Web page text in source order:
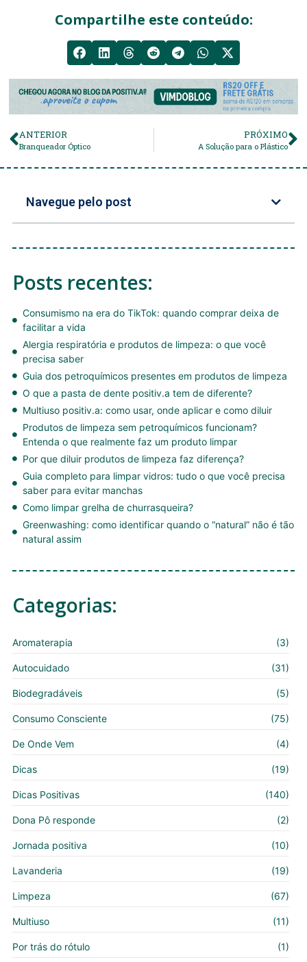
Compartilhe este conteúdo:
ANTERIOR
Branqueador Óptico
PRÓXIMO
A Solução para o Plástico
Navegue pelo post
Posts recentes:
Consumismo na era do TikTok: quando comprar deixa de
facilitar a vida
Alergia respiratória e produtos de limpeza: o que você
precisa saber
Guia dos petroquímicos presentes em produtos de limpeza
O que a pasta de dente positiv.a tem de diferente?
Multiuso positiv.a: como usar, onde aplicar e como diluir
Produtos de limpeza sem petroquímicos funcionam?
Entenda o que realmente faz um produto limpar
Por que diluir produtos de limpeza faz diferença?
Guia completo para limpar vidros: tudo o que você precisa
saber para evitar manchas
Como limpar grelha de churrasqueira?
Greenwashing: como identificar quando o “natural” não é tão
natural assim
Categorias:
Aromaterapia (3)
Autocuidado (31)
Biodegradáveis (5)
Consumo Consciente (75)
De Onde Vem (4)
Dicas (19)
Dicas Positivas (140)
Dona Pô responde (2)
Jornada positiva (10)
Lavanderia (19)
Limpeza (67)
Multiuso (11)
Por trás do rótulo (1)